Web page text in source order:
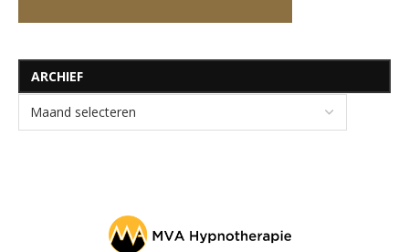
ARCHIEF